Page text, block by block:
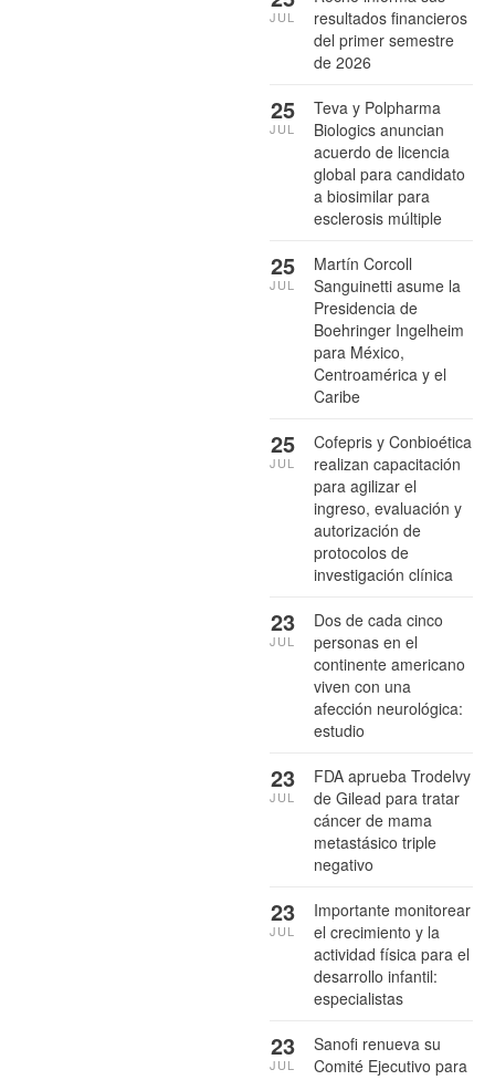
resultados financieros
del primer semestre
de 2026
JUL
Teva y Polpharma
Biologics anuncian
acuerdo de licencia
global para candidato
a biosimilar para
esclerosis múltiple
25
JUL
Martín Corcoll
Sanguinetti asume la
Presidencia de
Boehringer Ingelheim
para México,
Centroamérica y el
Caribe
25
JUL
Cofepris y Conbioética
realizan capacitación
para agilizar el
ingreso, evaluación y
autorización de
protocolos de
investigación clínica
25
JUL
Dos de cada cinco
personas en el
continente americano
viven con una
afección neurológica:
estudio
23
JUL
FDA aprueba Trodelvy
de Gilead para tratar
cáncer de mama
metastásico triple
negativo
23
JUL
Importante monitorear
el crecimiento y la
actividad física para el
desarrollo infantil:
especialistas
23
JUL
Sanofi renueva su
Comité Ejecutivo para
23
JUL